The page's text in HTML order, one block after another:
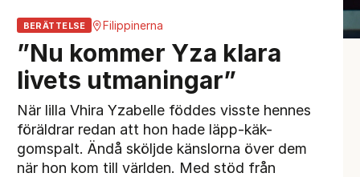
”Nu kommer Yza klara
livets utmaningar”
BERÄTTELSE Filippinerna
När lilla Vhira Yzabelle föddes visste hennes
föräldrar redan att hon hade läpp-käk-
gomspalt. Ändå sköljde känslorna över dem
när hon kom till världen. Med stöd från